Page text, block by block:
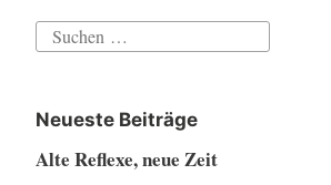
Suchen
Neueste Beiträge
Alte Reflexe, neue Zeit